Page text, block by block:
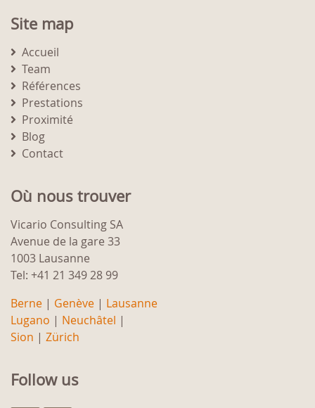
Site map
Accueil
Team
Références
Prestations
Proximité
Blog
Contact
Où nous trouver
Vicario Consulting SA
Avenue de la gare 33
1003 Lausanne
Tel: +41 21 349 28 99
Berne | Genève | Lausanne
Lugano | Neuchâtel |
Sion | Zürich
Follow us